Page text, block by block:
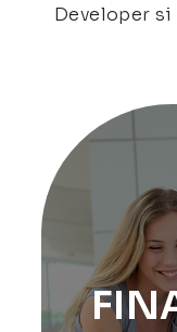
Developer si